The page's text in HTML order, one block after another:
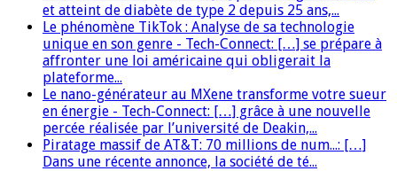
et atteint de diabète de type 2 depuis 25 ans,...
Le phénomène TikTok : Analyse de sa technologie
unique en son genre - Tech-Connect: […] se prépare à
affronter une loi américaine qui obligerait la
plateforme...
Le nano-générateur au MXene transforme votre sueur
en énergie - Tech-Connect: […] grâce à une nouvelle
percée réalisée par l’université de Deakin,...
Piratage massif de AT&T: 70 millions de num...: […]
Dans une récente annonce, la société de té...